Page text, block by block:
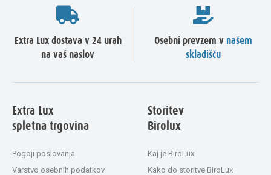
Extra Lux dostava v 24 urah
na vaš naslov
Osebni prevzem v našem
skladišču
Extra Lux
spletna trgovina
Pogoji poslovanja
Varstvo osebnih podatkov
Storitev
Birolux
Kaj je BiroLux
Kako do storitve BiroLux